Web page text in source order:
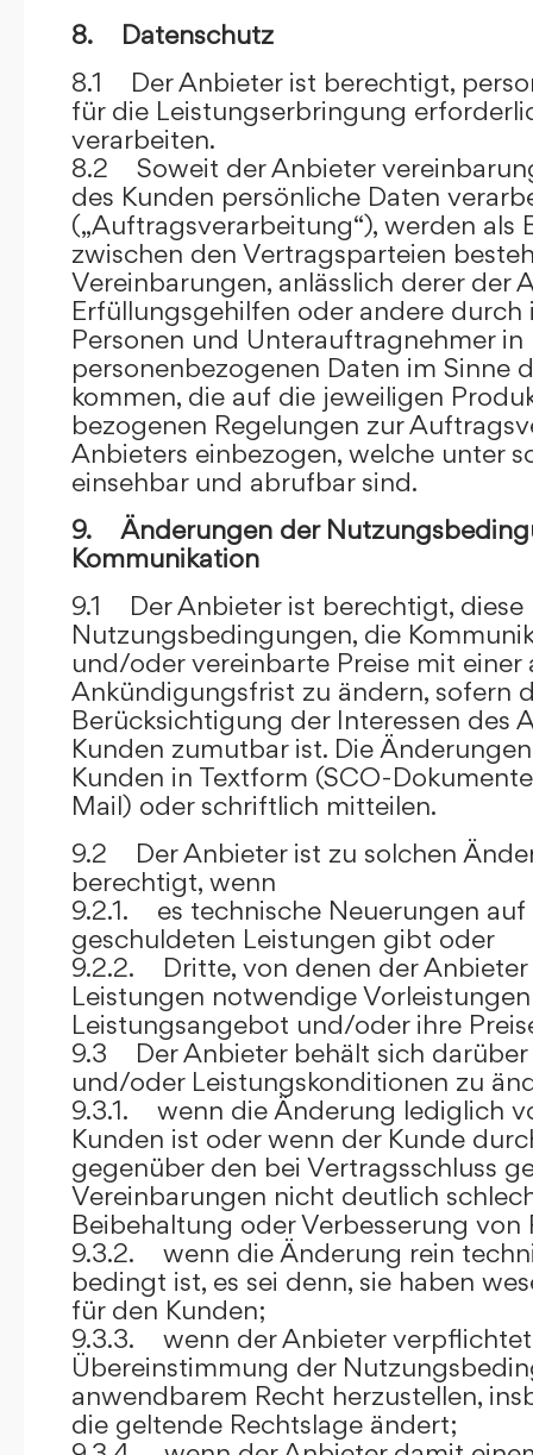
8. Datenschutz
8.1 Der Anbieter ist berechtigt,
für die Leistungserbringung
verarbeiten.
8.2 Soweit der Anbieter
des Kunden persönliche Daten
(„Auftragsverarbeitung“), werden als
zwischen den Vertragsparteien
Vereinbarungen, anlässlich derer der
Erfüllungsgehilfen oder andere
Personen und Unterauftragnehmer
personenbezogenen Daten im Sinne
kommen, die auf die jeweiligen
bezogenen Regelungen zur
Anbieters einbezogen, welche unter
einsehbar und abrufbar sind.
9. Änderungen der
Kommunikation
9.1 Der Anbieter ist berechtigt, diese
Nutzungsbedingungen, die
und/oder vereinbarte Preise mit einer
Ankündigungsfrist zu ändern, sofern
Berücksichtigung der Interessen des
Kunden zumutbar ist. Die
Kunden in Textform (SCO-
Mail) oder schriftlich mitteilen.
9.2 Der Anbieter ist zu solchen
berechtigt, wenn
9.2.1. es technische Neuerungen
geschuldeten Leistungen gibt oder
9.2.2. Dritte, von denen der Anbieter
Leistungen notwendige
Leistungsangebot und/oder ihre
9.3 Der Anbieter behält sich darüber
und/oder Leistungskonditionen zu
9.3.1. wenn die Änderung lediglich
Kunden ist oder wenn der Kunde
gegenüber den bei Vertragsschluss
Vereinbarungen nicht deutlich
Beibehaltung oder Verbesserung
9.3.2. wenn die Änderung rein
bedingt ist, es sei denn, sie haben
für den Kunden;
9.3.3. wenn der Anbieter verpflichtet
Übereinstimmung der
anwendbarem Recht herzustellen,
die geltende Rechtslage ändert;